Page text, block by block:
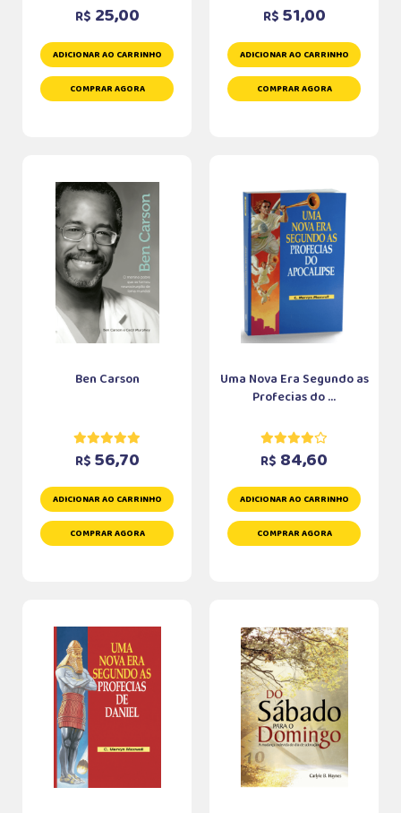
R$ 25,00
ADICIONAR AO CARRINHO
COMPRAR AGORA
R$ 51,00
ADICIONAR AO CARRINHO
COMPRAR AGORA
Ben Carson
R$ 56,70
ADICIONAR AO CARRINHO
COMPRAR AGORA
Uma Nova Era Segundo as
Profecias do ...
R$ 84,60
ADICIONAR AO CARRINHO
COMPRAR AGORA